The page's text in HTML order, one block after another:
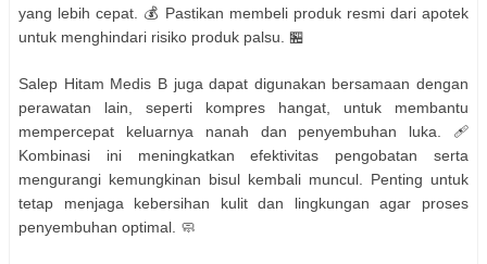
yang lebih cepat. 💰 Pastikan membeli produk resmi dari apotek
untuk menghindari risiko produk palsu. 🏪
Salep Hitam Medis B juga dapat digunakan bersamaan dengan
perawatan lain, seperti kompres hangat, untuk membantu
mempercepat keluarnya nanah dan penyembuhan luka. 🩹
Kombinasi ini meningkatkan efektivitas pengobatan serta
mengurangi kemungkinan bisul kembali muncul. Penting untuk
tetap menjaga kebersihan kulit dan lingkungan agar proses
penyembuhan optimal. 🧼